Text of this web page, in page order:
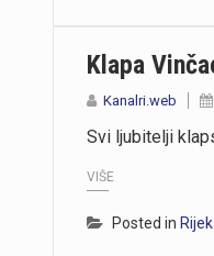
Klapa
Kanalri.web
Svi ljubitelji
VIŠE
Posted in